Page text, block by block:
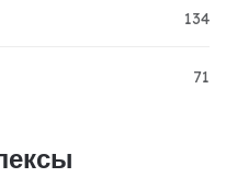
134
71